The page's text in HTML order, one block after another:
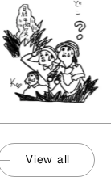
View all